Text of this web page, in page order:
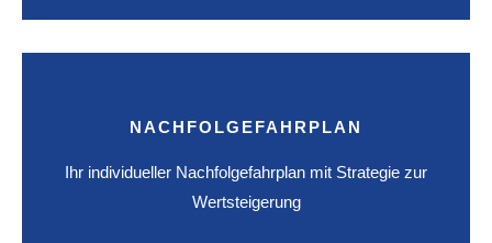
NACHFOLGEFAHRPLAN
Ihr individueller Nachfolgefahrplan mit Strategie zur
Wertsteigerung